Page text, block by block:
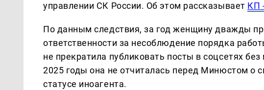
управлении СК России. Об этом рассказывает КП
По данным следствия, за год женщину дважды
ответственности за несоблюдение порядка
не прекратила публиковать посты в соцсетях
2025 годы она не отчиталась перед Минюстом о
статусе иноагента.